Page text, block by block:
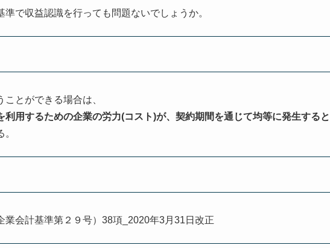
で収益認識を行っても問題ないでしょうか。
とができる場合は、
利用するための企業の労力(コスト)が、契約期間を通じて均等に発生すると
。
業会計基準第２９号）38項_2020年3月31日改正